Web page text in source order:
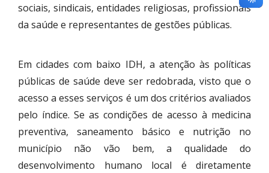
sociais, sindicais, entidades religiosas, profissionais
da saúde e representantes de gestões públicas.
Em cidades com baixo IDH, a atenção às políticas
públicas de saúde deve ser redobrada, visto que o
acesso a esses serviços é um dos critérios avaliados
pelo índice. Se as condições de acesso à medicina
preventiva, saneamento básico e nutrição no
município não vão bem, a qualidade do
desenvolvimento humano local é diretamente